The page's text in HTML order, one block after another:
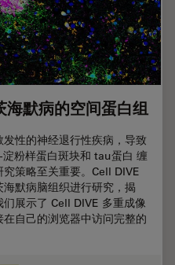
默病的空间蛋白组
性的神经退行性疾病，导致
粉样蛋白斑块和 tau蛋白 缠
策略至关重要。Cell DIVE
默病脑组织进行研究，揭
展示了 Cell DIVE 多重成像
自己的浏览器中访问完整的